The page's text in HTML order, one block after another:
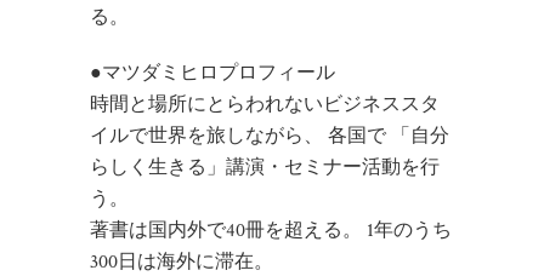
る。
●マツダミヒロプロフィール
時間と場所にとらわれないビジネススタ
イルで世界を旅しながら、 各国で 「自分
らしく生きる」講演・セミナー活動を行
う。
著書は国内外で40冊を超える。 1年のうち
300日は海外に滞在。